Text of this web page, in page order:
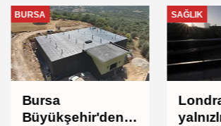
BURSA
Bursa
Büyükşehir'den
SAĞLIK